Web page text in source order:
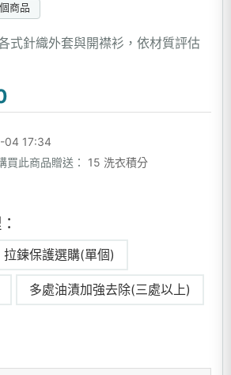
商品
式針織外套與開襟衫，依材質評估
04 17:34
買此商品贈送： 15 洗衣積分
拉鍊保護選購(單個)
多處油漬加強去除(三處以上)